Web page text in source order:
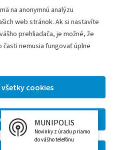
na anonymnú analýzu
web stránok. Ak si nastavíte
prehliadača, je možné, že
nemusia fungovať úplne
|
Nastavenia cookies
systém od firmy AlejTech,
MUNIPOLIS
Novinky z úradu priamo
do vášho telefónu